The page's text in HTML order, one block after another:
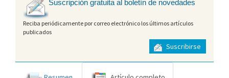
Suscripción gratuita al boletín de novedades
Reciba periódicamente por correo electrónico los últimos artículos
publicados
Suscribirse